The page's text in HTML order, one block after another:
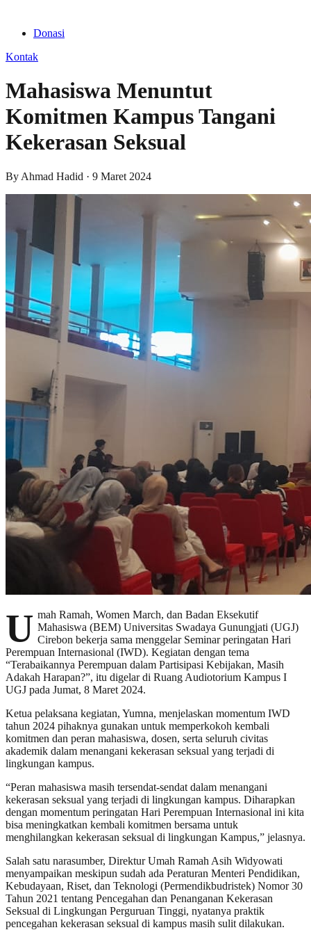
Donasi
Kontak
Mahasiswa Menuntut
Komitmen Kampus Tangani
Kekerasan Seksual
By Ahmad Hadid · 9 Maret 2024
U mah Ramah, Women March, dan Badan Eksekutif
Mahasiswa (BEM) Universitas Swadaya Gunungjati (UGJ)
Cirebon bekerja sama menggelar Seminar peringatan Hari
Perempuan Internasional (IWD). Kegiatan dengan tema
“Terabaikannya Perempuan dalam Partisipasi Kebijakan, Masih
Adakah Harapan?”, itu digelar di Ruang Audiotorium Kampus I
UGJ pada Jumat, 8 Maret 2024.
Ketua pelaksana kegiatan, Yumna, menjelaskan momentum IWD
tahun 2024 pihaknya gunakan untuk memperkokoh kembali
komitmen dan peran mahasiswa, dosen, serta seluruh civitas
akademik dalam menangani kekerasan seksual yang terjadi di
lingkungan kampus.
“Peran mahasiswa masih tersendat-sendat dalam menangani
kekerasan seksual yang terjadi di lingkungan kampus. Diharapkan
dengan momentum peringatan Hari Perempuan Internasional ini kita
bisa meningkatkan kembali komitmen bersama untuk
menghilangkan kekerasan seksual di lingkungan Kampus,” jelasnya.
Salah satu narasumber, Direktur Umah Ramah Asih Widyowati
menyampaikan meskipun sudah ada Peraturan Menteri Pendidikan,
Kebudayaan, Riset, dan Teknologi (Permendikbudristek) Nomor 30
Tahun 2021 tentang Pencegahan dan Penanganan Kekerasan
Seksual di Lingkungan Perguruan Tinggi, nyatanya praktik
pencegahan kekerasan seksual di kampus masih sulit dilakukan.